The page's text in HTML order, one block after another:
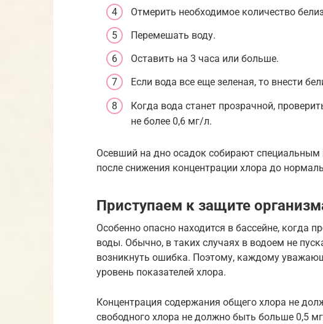
Отмерить необходимое количество
Перемешать воду.
Оставить на 3 часа или больше.
Если вода все еще зеленая, то внести
Когда вода станет прозрачной,
не более 0,6 мг/л.
Осевший на дно осадок собирают
после снижения концентрации хлора до
Приступаем к защите
Особенно опасно находится в бассейне, когда
воды. Обычно, в таких случаях в водоем не
возникнуть ошибка. Поэтому, каждому
уровень показателей хлора.
Концентрация содержания общего хлора не
свободного хлора не должно быть больше 0,5